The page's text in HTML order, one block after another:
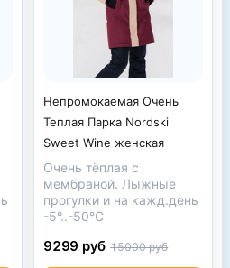
Непромокаемая Очень
Теплая Парка Nordski
Sweet Wine женская
Очень тёплая с
мембраной. Лыжные
прогулки и на кажд.день
-5°..-50°С
9299 руб 15000 руб